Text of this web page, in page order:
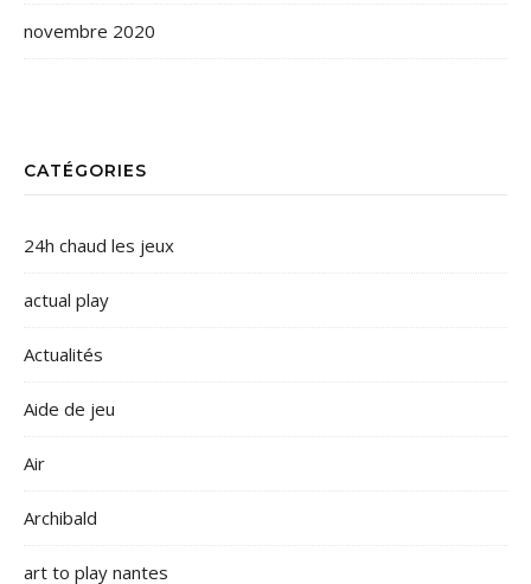
novembre 2020
CATÉGORIES
24h chaud les jeux
actual play
Actualités
Aide de jeu
Air
Archibald
art to play nantes